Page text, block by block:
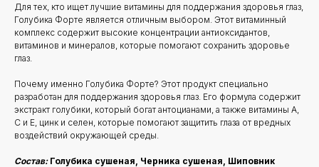
Для тех, кто ищет лучшие витамины для поддержания здоровья глаз,
Голубика Форте является отличным выбором. Этот витаминный
комплекс содержит высокие концентрации антиоксидантов,
витаминов и минералов, которые помогают сохранить здоровье
глаз.
Почему именно Голубика Форте? Этот продукт специально
разработан для поддержания здоровья глаз. Его формула содержит
экстракт голубики, который богат антоцианами, а также витамины A,
C и E, цинк и селен, которые помогают защитить глаза от вредных
воздействий окружающей среды.
Состав:Голубика сушеная, Черника сушеная, Шиповник